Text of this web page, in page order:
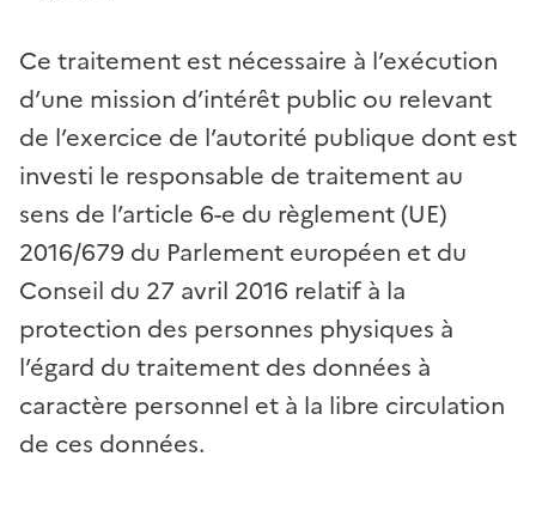
Ce traitement est nécessaire à l’exécution
d’une mission d’intérêt public ou relevant
de l’exercice de l’autorité publique dont est
investi le responsable de traitement au
sens de l’article 6-e du règlement (UE)
2016/679 du Parlement européen et du
Conseil du 27 avril 2016 relatif à la
protection des personnes physiques à
l’égard du traitement des données à
caractère personnel et à la libre circulation
de ces données.